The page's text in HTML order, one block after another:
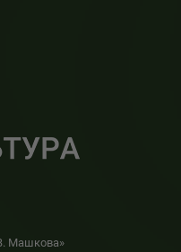
Машкова»